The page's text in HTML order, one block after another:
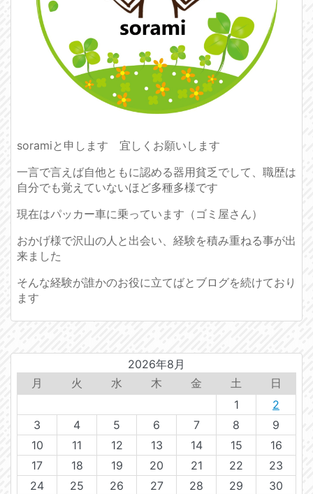
soramiと申します 宜しくお願いします
一言で言えば自他ともに認める器用貧乏でして、職歴は
自分でも覚えていないほど多種多様です
現在はパッカー車に乗っています（ゴミ屋さん）
おかげ様で沢山の人と出会い、経験を積み重ねる事が出
来ました
そんな経験が誰かのお役に立てばとブログを続けており
ます
2026年8月
月
火 水 木 金 土
日
1
2
3
4 5 6 7 8
9
10
11 12 13 14 15
16
17
18 19 20 21 22
23
24
25 26 27 28 29
30